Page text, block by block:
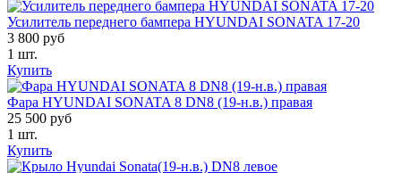
Усилитель переднего бампера HYUNDAI SONATA 17-20
3 800 руб
1 шт.
Купить
Фара HYUNDAI SONATA 8 DN8 (19-н.в.) правая
25 500 руб
1 шт.
Купить